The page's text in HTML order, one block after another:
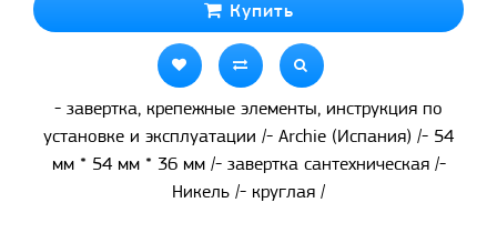
Купить
- завертка, крепежные элементы, инструкция по
установке и эксплуатации /- Archie (Испания) /- 54
мм * 54 мм * 36 мм /- завертка сантехническая /-
Никель /- круглая /